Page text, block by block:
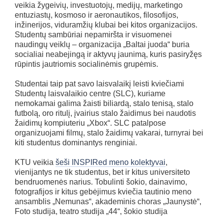
veikia žygeivių, investuotojų, medijų, marketingo
entuziastų, kosmoso ir aeronautikos, filosofijos,
inžinerijos, viduramžių klubai bei kitos organizacijos.
Studentų sambūriai nepamiršta ir visuomenei
naudingų veiklų – organizacija „Baltai juoda“ buria
socialiai neabejingą ir aktyvų jaunimą, kuris pasiryžęs
rūpintis jautriomis socialinėmis grupėmis.
Studentai taip pat savo laisvalaikį leisti kviečiami
Studentų laisvalaikio centre (SLC), kuriame
nemokamai galima žaisti biliardą, stalo tenisą, stalo
futbolą, oro ritulį, įvairius stalo žaidimus bei naudotis
žaidimų kompiuteriu „Xbox“. SLC patalpose
organizuojami filmų, stalo žaidimų vakarai, turnyrai bei
kiti studentus dominantys renginiai.
KTU veikia šeši INSPIRed meno kolektyvai,
vienijantys ne tik studentus, bet ir kitus universiteto
bendruomenės narius. Tobulinti šokio, dainavimo,
fotografijos ir kitus gebėjimus kviečia tautinio meno
ansamblis „Nemunas“, akademinis choras „Jaunystė“,
Foto studija, teatro studija „44“, šokio studija